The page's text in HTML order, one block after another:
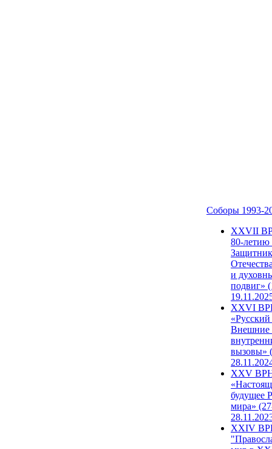
Соборы 1993-
ХХVII
80-
и
подвиг»
XXVI
Внешние
вызовы»
XXV
будущее
мира»
XXIV